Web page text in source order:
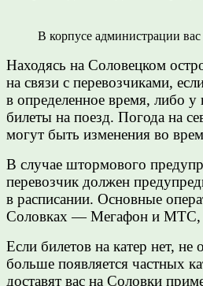
В корпусе администрации
Находясь на Соловецком
на связи с перевозчиками,
в определенное время, либо у
билеты на поезд. Погода на
могут быть изменения во
В случае штормового
перевозчик должен
в расписании. Основные
Соловках — Мегафон и МТС,
Если билетов на катер нет, не
больше появляется частных
доставят вас на Соловки